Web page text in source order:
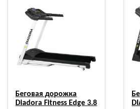
Беговая дорожка
Diadora Fitness Edge 3.8